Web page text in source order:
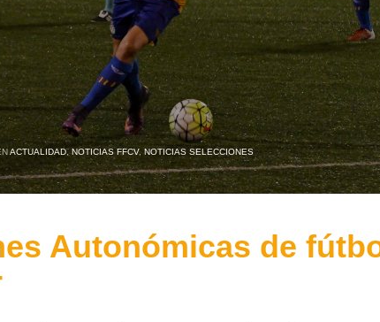
ACTUALIDAD,NOTICIAS FFCV, NOTICIAS SELECCIONES
Autonómicas de